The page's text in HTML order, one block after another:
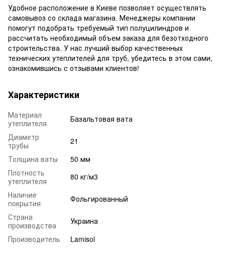
Удобное расположение в Киеве позволяет осуществлять
самовывоз со склада магазина. Менеджеры компании
помогут подобрать требуемый тип полуцилиндров и
рассчитать необходимый объем заказа для безотходного
строительства. У нас лучший выбор качественных
технических утеплителей для труб, убедитесь в этом сами,
ознакомившись с отзывами клиентов!
Характеристики
Материал
утеплителя
Базальтовая вата
Диаметр
трубы
21
Толщина ваты
50 мм
Плотность
утеплителя
80 кг/м3
Наличие
покрытия
Фольгированный
Страна
производства
Украина
Производитель
Lamisol